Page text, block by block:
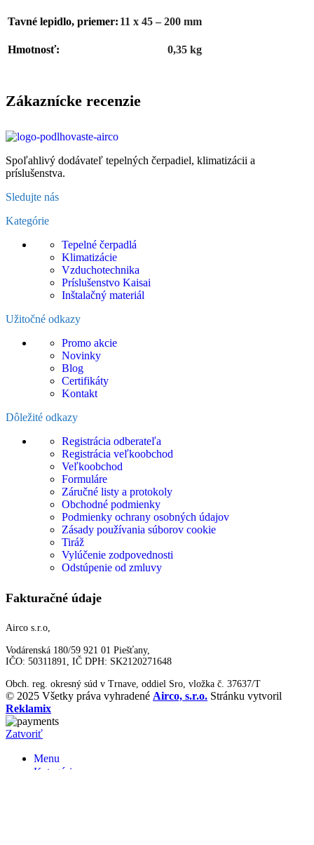
Tavné lepidlo, priemer: 11 x 45 – 200 mm
Hmotnosť: 0,35 kg
Zákaznícke recenzie
Spoľahlivý dodávateľ tepelných čerpadiel, klimatizácii a
príslušenstva.
Sledujte nás
Kategórie
Tepelné čerpadlá
Klimatizácie
Vzduchotechnika
Príslušenstvo Kaisai
Inštalačný materiál
Užitočné odkazy
Promo akcie
Novinky
Blog
Certifikáty
Kontakt
Dôležité odkazy
Registrácia odberateľa
Registrácia veľkoobchod
Veľkoobchod
Formuláre
Záručné listy a protokoly
Obchodné podmienky
Podmienky ochrany osobných údajov
Zásady používania súborov cookie
Tiráž
Vylúčenie zodpovednosti
Odstúpenie od zmluvy
Fakturačné údaje
Airco s.r.o,
Vodárenská 180/59 921 01 Piešťany,
IČO: 50311891, IČ DPH: SK2120271648
Obch. reg. okresný súd v Trnave, oddiel Sro, vložka č. 37637/T
© 2025 Všetky práva vyhradené Airco, s.r.o. Stránku vytvoril
Reklamix
Zatvoriť
Menu
Kategórie